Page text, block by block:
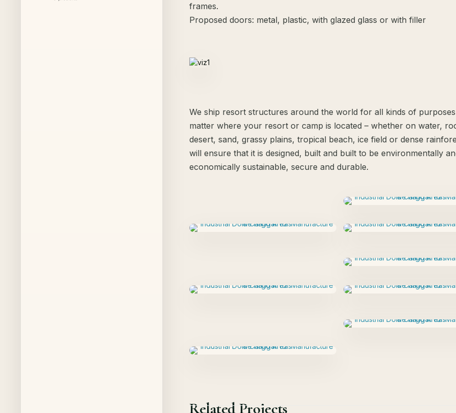
frames.
Proposed doors: metal, plastic, with glazed glass or with filler
We ship resort structures around the world for all kinds of
matter where your resort or camp is located – whether on water,
desert, sand, grassy plains, tropical beach, ice field or dense
will ensure that it is designed, built and built to be environmentally
economically sustainable, secure and durable.
Related Projects